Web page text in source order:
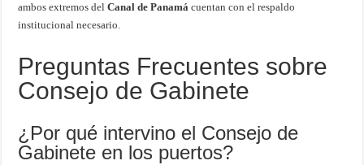
ambos extremos delCanal de Panamá cuentan con el respaldo
institucional necesario.
Preguntas Frecuentes sobre
Consejo de Gabinete
¿Por qué intervino el Consejo de
Gabinete en los puertos?